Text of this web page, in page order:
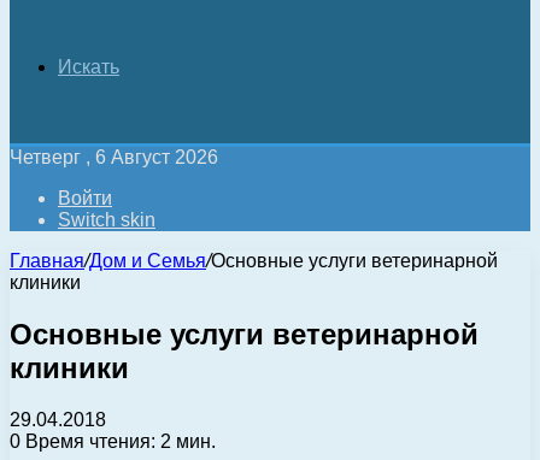
Искать
Четверг , 6 Август 2026
Войти
Switch skin
Главная/Дом и Семья/Основные услуги ветеринарной
клиники
Основные услуги ветеринарной
клиники
29.04.2018
0 Время чтения: 2 мин.